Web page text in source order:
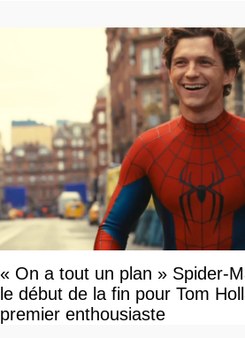
« On a tout un plan » Spider-
le début de la fin pour Tom
premier enthousiaste